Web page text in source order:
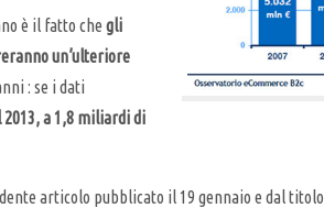
è il fatto chegli
un’ulteriore
: se i dati
a 1,8 miliardi di
articolo pubblicato il 19 gennaio e dal